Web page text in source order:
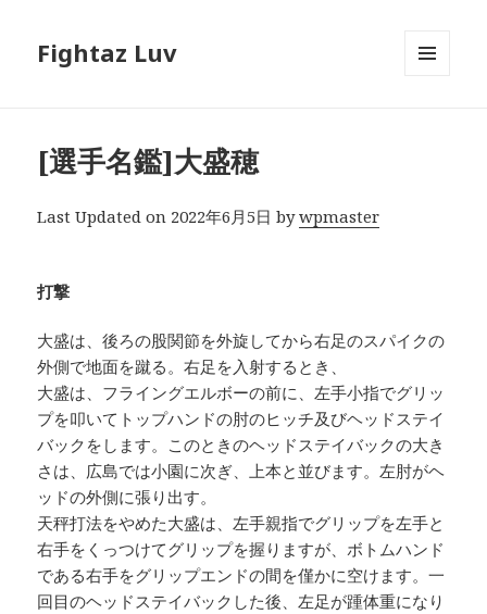
Fightaz Luv
[選手名鑑]大盛穂
Last Updated on 2022年6月5日 bywpmaster
打撃
大盛は、後ろの股関節を外旋してから右足のスパイクの
外側で地面を蹴る。右足を入射するとき、
大盛は、フライングエルボーの前に、左手小指でグリッ
プを叩いてトップハンドの肘のヒッチ及びヘッドステイ
バックをします。このときのヘッドステイバックの大き
さは、広島では小園に次ぎ、上本と並びます。左肘がヘ
ッドの外側に張り出す。
天秤打法をやめた大盛は、左手親指でグリップを左手と
右手をくっつけてグリップを握りますが、ボトムハンド
である右手をグリップエンドの間を僅かに空けます。一
回目のヘッドステイバックした後、左足が踵体重になり